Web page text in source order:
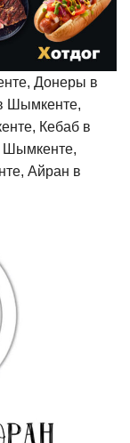
Донеры в
Шымкенте,
Кебаб в
Айран в